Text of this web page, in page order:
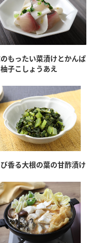
もったい菜漬けとかんぱ
子こしょうあえ
香る大根の葉の甘酢漬け